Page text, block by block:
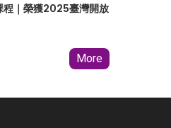
程｜榮獲2025臺灣開放
More